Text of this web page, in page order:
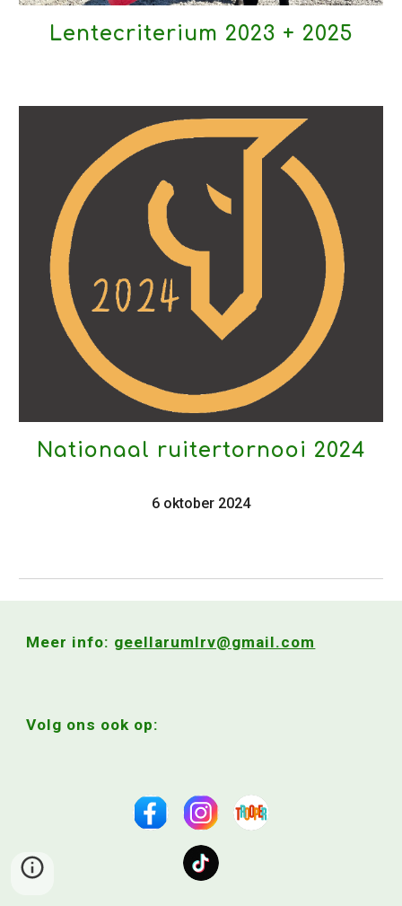
Lentecriterium 2023 + 2025
Nationaal ruitertornooi 2024
6 oktober 2024
Meer info: geellarumlrv@gmail.com
Volg ons ook op: